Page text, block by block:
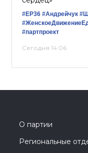
#ЕР36 #Андрейчук
#партпроект
Сегодня 14:06
О партии
Региональные